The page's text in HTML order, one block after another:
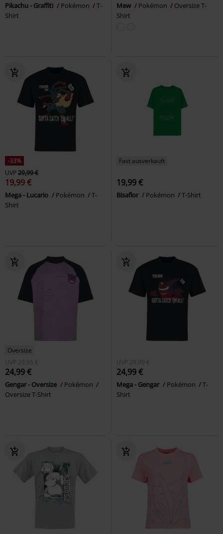
Pikachu - Graffiti Pokémon
T-
Shirt
Mew Pokémon
Oversize T-
Shirt
-33%
UVP29,99 €
19,99 €
Mega - Lucario Pokémon
T-
Shirt
Fast ausverkauft
19,99 €
Bisaflor Pokémon T-Shirt
Oversize
UVP
29,95 €
24,99 €
Gengar - Oversize
Pokémon
Oversize T-Shirt
UVP 29,99 €
24,99 €
Mega - Gengar Pokémon
T-
Shirt